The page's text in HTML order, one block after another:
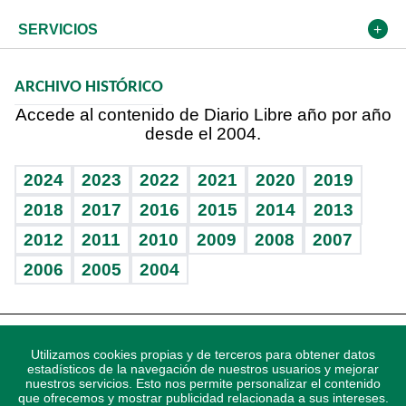
Resto del mundo
Economía personal
Podcast Arte Libre
Vida y familia
Eñe
Celebrando la vida
Sin complejos
En pocas palabras
Escuchando al corazón
Economía Personal
Más deportes
BRV
TBT Deportivo
El Espía
Más firmas
Cambio climático
Opinión
Hecho en casa
Guía del dinero
SERVICIOS
Cumpleaños
Horóscopos
Juegos
ARCHIVO HISTÓRICO
Accede al contenido de Diario Libre año por año
desde el 2004.
2024 2023 2022 2021 2020
2019
2018
2017 2016 2015 2014
2013
2012
2011 2010 2009 2008
2007
2006
2005 2004
sistema Huawei.
Utilizamos cookies propias y de terceros para obtener datos
estadísticos de la navegación de nuestros usuarios y mejorar
nuestros servicios. Esto nos permite personalizar el contenido
que ofrecemos y mostrar publicidad relacionada a sus intereses.